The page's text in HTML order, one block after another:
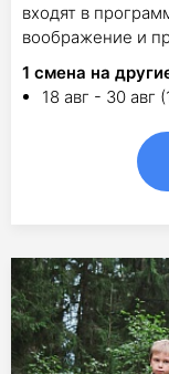
входят в
воображение и
1 смена на
18 авг - 30 авг